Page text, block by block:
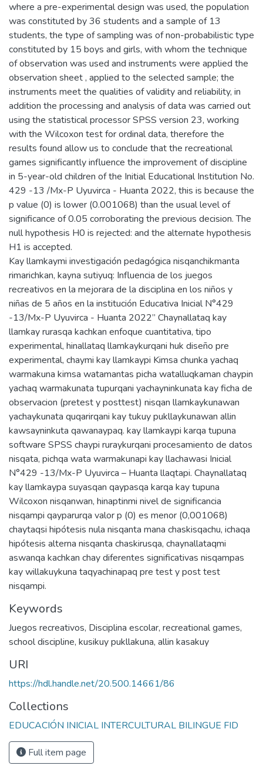
where a pre-experimental design was used, the population
was constituted by 36 students and a sample of 13
students, the type of sampling was of non-probabilistic type
constituted by 15 boys and girls, with whom the technique
of observation was used and instruments were applied the
observation sheet , applied to the selected sample; the
instruments meet the qualities of validity and reliability, in
addition the processing and analysis of data was carried out
using the statistical processor SPSS version 23, working
with the Wilcoxon test for ordinal data, therefore the
results found allow us to conclude that the recreational
games significantly influence the improvement of discipline
in 5-year-old children of the Initial Educational Institution No.
429 -13 /Mx-P Uyuvirca - Huanta 2022, this is because the
p value (0) is lower (0.001068) than the usual level of
significance of 0.05 corroborating the previous decision. The
null hypothesis H0 is rejected: and the alternate hypothesis
H1 is accepted.
Kay llamkaymi investigación pedagógica nisqanchikmanta
rimarichkan, kayna sutiyuq: Influencia de los juegos
recreativos en la mejorara de la disciplina en los niños y
niñas de 5 años en la institución Educativa Inicial N°429
-13/Mx-P Uyuvirca - Huanta 2022” Chaynallataq kay
llamkay rurasqa kachkan enfoque cuantitativa, tipo
experimental, hinallataq llamkaykurqani huk diseño pre
experimental, chaymi kay llamkaypi Kimsa chunka yachaq
warmakuna kimsa watamantas picha watalluqkaman chaypin
yachaq warmakunata tupurqani yachayninkunata kay ficha de
observacion (pretest y posttest) nisqan llamkaykunawan
yachaykunata quqarirqani kay tukuy pukllaykunawan allin
kawsayninkuta qawanaypaq. kay llamkaypi karqa tupuna
software SPSS chaypi ruraykurqani procesamiento de datos
nisqata, pichqa wata warmakunapi kay llachawasi Inicial
N°429 -13/Mx-P Uyuvirca – Huanta llaqtapi. Chaynallataq
kay llamkaypa suyasqan qaypasqa karqa kay tupuna
Wilcoxon nisqanwan, hinaptinmi nivel de significancia
nisqampi qayparurqa valor p (0) es menor (0,001068)
chaytaqsi hipótesis nula nisqanta mana chaskisqachu, ichaqa
hipótesis alterna nisqanta chaskirusqa, chaynallataqmi
aswanqa kachkan chay diferentes significativas nisqampas
kay willakuykuna taqyachinapaq pre test y post test
nisqampi.
Keywords
Juegos recreativos, Disciplina escolar, recreational games,
school discipline, kusikuy pukllakuna, allin kasakuy
URI
https://hdl.handle.net/20.500.14661/86
Collections
EDUCACIÓN INICIAL INTERCULTURAL BILINGUE FID
Full item page